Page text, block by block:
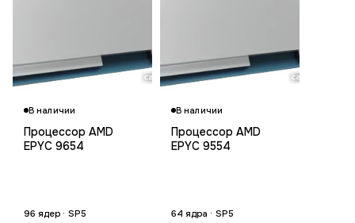
Гарантия 12 мес.
В наличии
Процессор AMD
EPYC 9654
96 ядер · SP5
В наличии
Процессор AMD
EPYC 9554
64 ядра · SP5